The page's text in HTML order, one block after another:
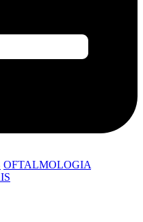
OFTALMOLOGIA